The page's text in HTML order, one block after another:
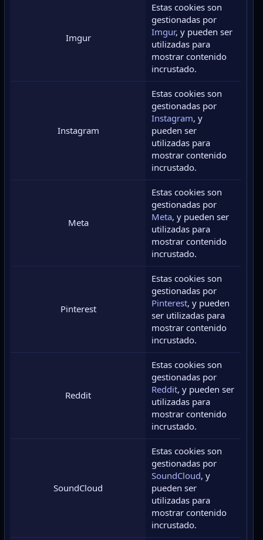
Imgur
Estas cookies son
gestionadas por
Imgur, y pueden ser
utilizadas para
mostrar contenido
incrustado.
Instagram
Estas cookies son
gestionadas por
Instagram, y
pueden ser
utilizadas para
mostrar contenido
incrustado.
Meta
Estas cookies son
gestionadas por
Meta, y pueden ser
utilizadas para
mostrar contenido
incrustado.
Pinterest
Estas cookies son
gestionadas por
Pinterest, y pueden
ser utilizadas para
mostrar contenido
incrustado.
Reddit
Estas cookies son
gestionadas por
Reddit, y pueden ser
utilizadas para
mostrar contenido
incrustado.
SoundCloud
Estas cookies son
gestionadas por
SoundCloud, y
pueden ser
utilizadas para
mostrar contenido
incrustado.